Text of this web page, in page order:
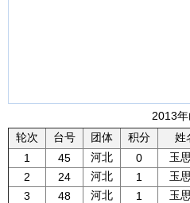
2013
轮次
台号 团体 积分 姓
1
45 河北 0 玉
2
24 河北 1 玉
3
48 河北 1 玉